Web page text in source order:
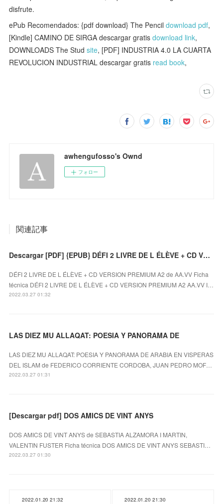
disfrute.
ePub Recomendados: {pdf download} The Pencildownload pdf,
[Kindle] CAMINO DE SIRGA descargar gratisdownload link,
DOWNLOADS The Studsite, [PDF] INDUSTRIA 4.0 LA CUARTA
REVOLUCION INDUSTRIAL descargar gratis read book,
awhengufosso's Ownd
フォロー
関連記事
Descargar [PDF] {EPUB} DÉFI 2 LIVRE DE L ÉLÈVE + CD VERSION PREMIUM A2
DÉFI 2 LIVRE DE L ÉLÈVE + CD VERSION PREMIUM A2 de AA.VV Ficha
técnica DÉFI 2 LIVRE DE L ÉLÈVE + CD VERSION PREMIUM A2 AA.VV I…
2022.03.27 01:32
LAS DIEZ MU ALLAQAT: POESIA Y PANORAMA DE
LAS DIEZ MU ALLAQAT: POESIA Y PANORAMA DE ARABIA EN VISPERAS
DEL ISLAM de FEDERICO CORRIENTE CORDOBA, JUAN PEDRO MOF…
2022.03.27 01:31
[Descargar pdf] DOS AMICS DE VINT ANYS
DOS AMICS DE VINT ANYS de SEBASTIA ALZAMORA I MARTIN,
VALENTIN FUSTER Ficha técnica DOS AMICS DE VINT ANYS SEBASTI…
2022.03.27 01:30
2022.01.20 21:32 2022.01.20 21:30